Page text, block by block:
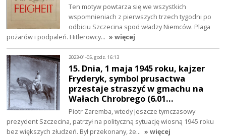
Ten motyw powtarza się we wszystkich
wspomnieniach z pierwszych trzech tygodni po
odbiciu Szczecina spod władzy Niemców. Plaga
pożarów i podpaleń. Hitlerowcy… » więcej
2023-01-05, godz. 16:13
15. Dnia, 1 maja 1945 roku, kajzer
Fryderyk, symbol prusactwa
przestaje straszyć w gmachu na
Wałach Chrobrego (6.01…
Piotr Zaremba, wtedy jeszcze tymczasowy
prezydent Szczecina, patrzył na polityczną sytuację wiosną 1945 roku
bez większych złudzeń. Był przekonany, że… » więcej